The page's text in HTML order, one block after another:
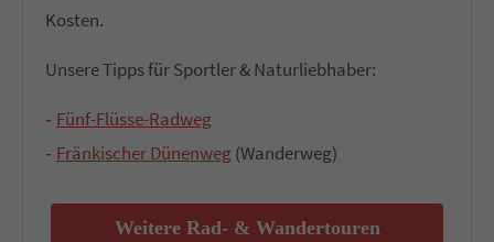
Kosten.
Unsere Tipps für Sportler & Naturliebhaber:
Fünf-Flüsse-Radweg
Fränkischer Dünenweg (Wanderweg)
Weitere Rad- & Wandertouren